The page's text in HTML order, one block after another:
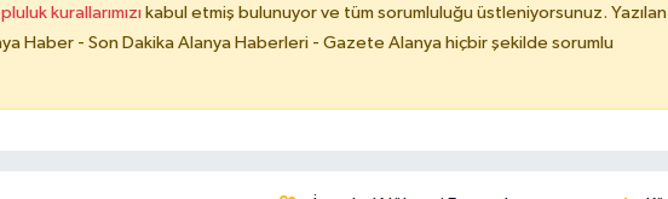
kurallarımızı kabul etmiş bulunuyor ve tüm sorumluluğu üstleniyorsunuz. Yazılan
Haber - Son Dakika Alanya Haberleri - Gazete Alanya hiçbir şekilde sorumlu